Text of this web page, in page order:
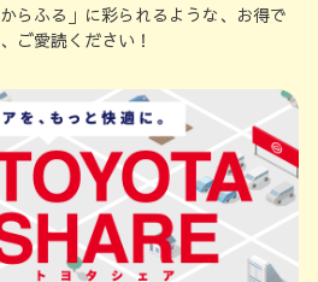
らふる」に彩られるような、お得で
ご愛読ください！